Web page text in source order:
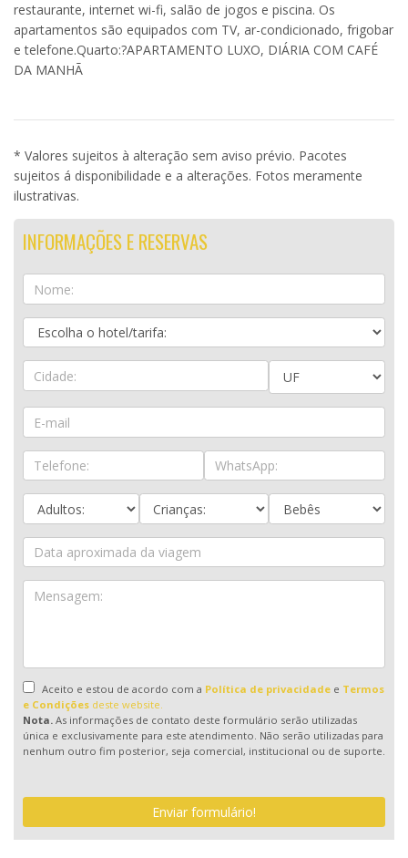
restaurante, internet wi-fi, salão de jogos e piscina. Os
apartamentos são equipados com TV, ar-condicionado, frigobar
e telefone.Quarto:?APARTAMENTO LUXO, DIÁRIA COM CAFÉ
DA MANHÃ
* Valores sujeitos à alteração sem aviso prévio. Pacotes
sujeitos á disponibilidade e a alterações. Fotos meramente
ilustrativas.
INFORMAÇÕES E RESERVAS
Aceito e estou de acordo com a Política de privacidadee Termos
e Condições deste website.
Nota. As informações de contato deste formulário serão utilizadas
única e exclusivamente para este atendimento. Não serão utilizadas para
nenhum outro fim posterior, seja comercial, institucional ou de suporte.
Enviar formulário!